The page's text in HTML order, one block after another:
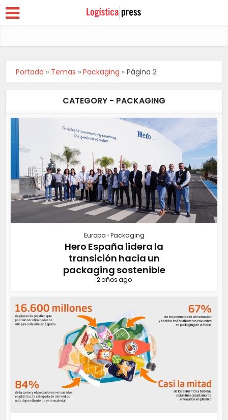
Portada » Temas »Packaging »Página 2
CATEGORY - PACKAGING
Europa •Packaging
Hero España lidera la
transición hacia un
packaging sostenible
2 años ago